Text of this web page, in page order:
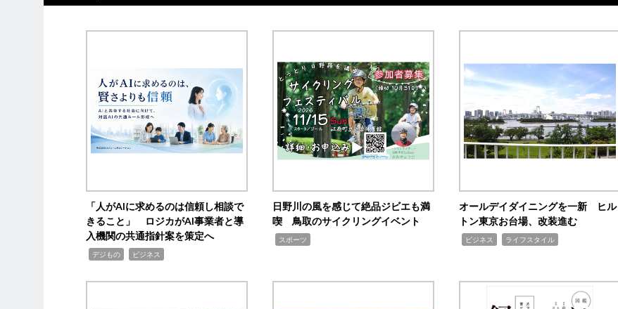
「人がAIに求めるのは信頼し相談で
きること」 ロジカがAI事業者と導
入機関の共通指針案を策定へ
デジもの ビジネス
日野川の風を感じて絶品ジビエも満
喫 鳥取のサイクリングイベント
スポーツ
オールデイダイニングを一新 ヒル
トン東京お台場、改装進む
ビジネス ライフスタイル